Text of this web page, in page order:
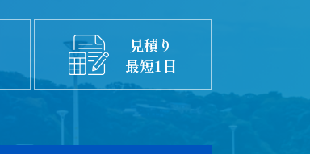
見積り
最短1日